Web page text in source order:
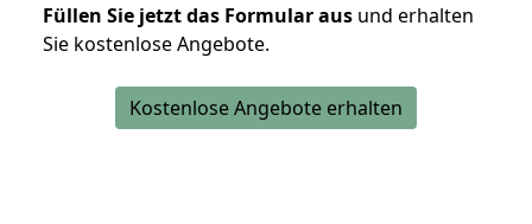
Füllen Sie jetzt das Formular aus und erhalten
Sie kostenlose Angebote.
Kostenlose Angebote erhalten